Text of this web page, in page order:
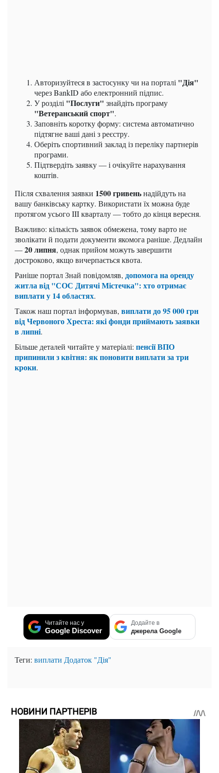
Авторизуйтеся в застосунку чи на порталі "Дія"
через BankID або електронний підпис.
У розділі "Послуги" знайдіть програму
"Ветеранський спорт".
Заповніть коротку форму: система автоматично
підтягне ваші дані з реєстру.
Оберіть спортивний заклад із переліку партнерів
програми.
Підтвердіть заявку — і очікуйте нарахування
коштів.
Після схвалення заявки 1500 гривеньнадійдуть на
вашу банківську картку. Використати їх можна буде
протягом усього III кварталу — тобто до кінця вересня.
Важливо: кількість заявок обмежена, тому варто не
зволікати й подати документи якомога раніше. Дедлайн
—20 липня, однак прийом можуть завершити
достроково, якщо вичерпається квота.
Раніше портал Знай повідомляв, допомога на оренду
житла від "СОС Дитячі Містечка": хто отримає
виплати у 14 областях.
Також наш портал інформував, виплати до 95 000 грн
від Червоного Хреста: які фонди приймають заявки
в липні.
Більше деталей читайте у матеріалі: пенсії ВПО
припинили з квітня: як поновити виплати за три
кроки.
Читайте нас у
Google Discover
Додайте в
джерела Google
Теги: виплати Додаток "Дія"
НОВИНИ ПАРТНЕРІВ